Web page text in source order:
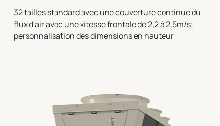
32 tailles standard avec une couverture continue du
flux d'air avec une vitesse frontale de 2,2 à 2,5m/s;
personnalisation des dimensions en hauteur